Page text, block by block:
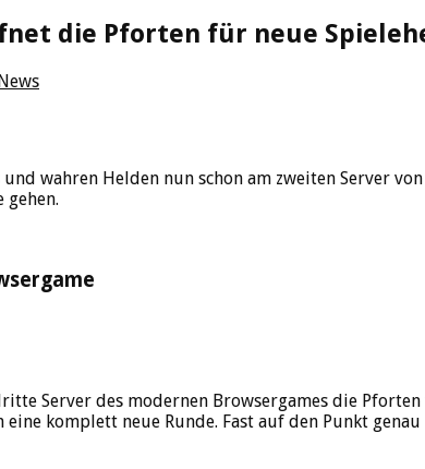
die Pforten für neue
wahren Helden nun schon am zweiten Server
gehen.
Server des modernen Browsergames die
komplett neue Runde. Fast auf den Punkt